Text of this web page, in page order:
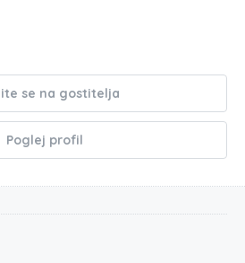
se na gostitelja
Poglej profil